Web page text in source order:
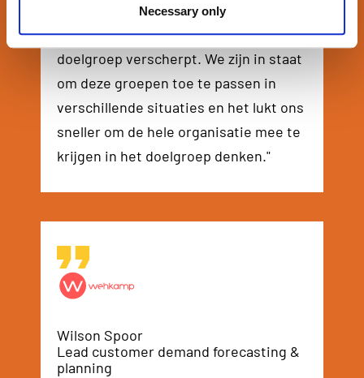
Necessary only
herkenbare, up-to-date, generieke
doelgroep, is het zicht op de
doelgroep verscherpt. We zijn in staat
om deze groepen toe te passen in
verschillende situaties en het lukt ons
sneller om de hele organisatie mee te
krijgen in het doelgroep denken."
Wilson Spoor
Lead customer demand forecasting &
planning